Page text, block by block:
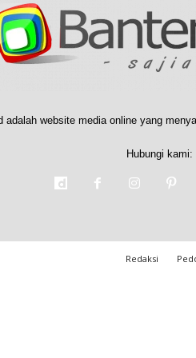
adalah website media online yang
Hubungi kami:
Redaksi